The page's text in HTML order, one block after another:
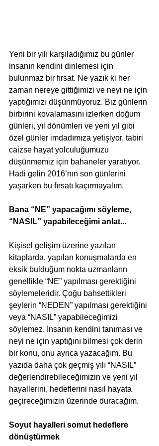
Yeni bir yılı karşıladığımız bu günler
insanın kendini dinlemesi için
bulunmaz bir fırsat. Ne yazık ki her
zaman nereye gittiğimizi ve neyi ne için
yaptığımızı düşünmüyoruz. Biz günlerin
birbirini kovalamasını izlerken doğum
günleri, yıl dönümleri ve yeni yıl gibi
özel günler imdadımıza yetişiyor, tabiri
caizse hayat yolculuğumuzu
düşünmemiz için bahaneler yaratıyor.
Hadi gelin 2016’nın son günlerini
yaşarken bu fırsatı kaçırmayalım.
Bana “NE” yapacağımı söyleme,
“NASIL” yapabileceğimi anlat...
Kişisel gelişim üzerine yazılan
kitaplarda, yapılan konuşmalarda en
eksik bulduğum nokta uzmanların
genellikle “NE” yapılması gerektiğini
söylemeleridir. Çoğu bahsettikleri
şeylerin “NEDEN” yapılması gerektiğini
veya “NASIL” yapabileceğimizi
söylemez. İnsanın kendini tanıması ve
neyi ne için yaptığını bilmesi çok derin
bir konu, onu ayrıca yazacağım. Bu
yazıda daha çok geçmiş yılı “NASIL”
değerlendirebileceğimizin ve yeni yıl
hayallerini, hedeflerini nasıl hayata
geçireceğimizin üzerinde duracağım.
Soyut hayalleri somut hedeflere
dönüştürmek